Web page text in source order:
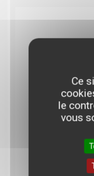
Ce
le
vous